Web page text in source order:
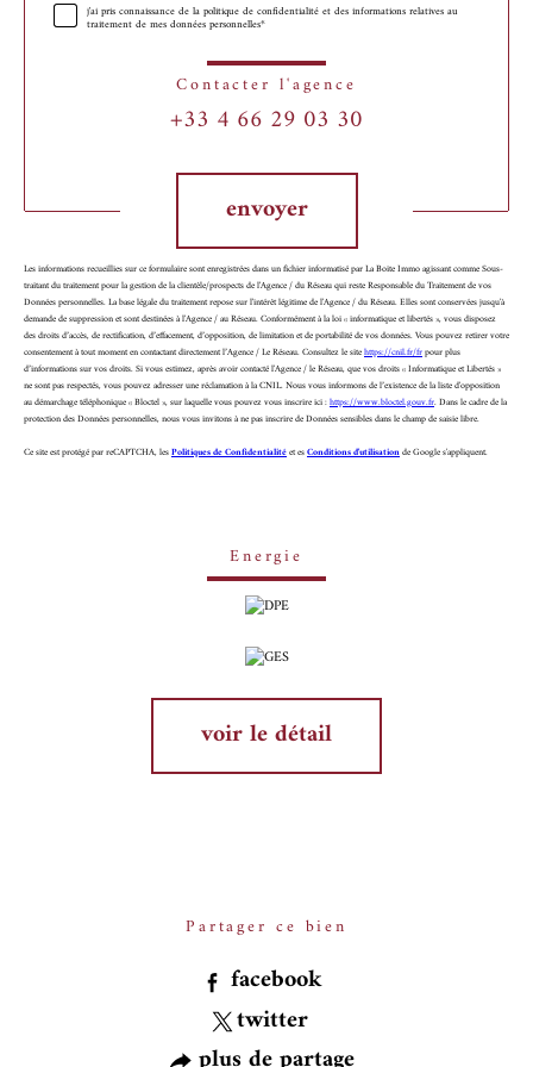
j'ai pris connaissance de la politique de confidentialité et des informations relatives au
traitement de mes données personnelles*
Contacter l'agence
+33 4 66 29 03 30
envoyer
Les informations recueillies sur ce formulaire sont enregistrées dans un fichier informatisé par La Boite Immo agissant comme Sous-
traitant du traitement pour la gestion de la clientèle/prospects de l'Agence / du Réseau qui reste Responsable du Traitement de vos
Données personnelles. La base légale du traitement repose sur l'intérêt légitime de l'Agence / du Réseau. Elles sont conservées jusqu'à
demande de suppression et sont destinées à l'Agence / au Réseau. Conformément à la loi « informatique et libertés », vous disposez
des droits d’accès, de rectification, d’effacement, d’opposition, de limitation et de portabilité de vos données. Vous pouvez retirer votre
consentement à tout moment en contactant directement l’Agence / Le Réseau. Consultez le sitehttps://cnil.fr/frpour plus
d’informations sur vos droits. Si vous estimez, après avoir contacté l'Agence / le Réseau, que vos droits « Informatique et Libertés »
ne sont pas respectés, vous pouvez adresser une réclamation à la CNIL. Nous vous informons de l’existence de la liste d'opposition
au démarchage téléphonique « Bloctel », sur laquelle vous pouvez vous inscrire ici :https://www.bloctel.gouv.fr. Dans le cadre de la
protection des Données personnelles, nous vous invitons à ne pas inscrire de Données sensibles dans le champ de saisie libre.
Ce site est protégé par reCAPTCHA, lesPolitiques de Confidentialitéet esConditions d'utilisationde Google s'appliquent.
Energie
voir le détail
Partager ce bien
facebook
twitter